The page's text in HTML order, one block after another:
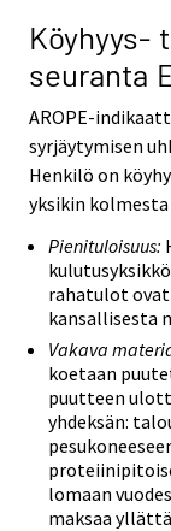
Köyhyys-
seuranta
AROPE-
syrjäytymisen
Henkilö on
yksikin
Pienituloisuus:
rahatulot
kansallisesta
Vakava
koetaan
puutteen
yhdeksän:
lomaan
maksaa